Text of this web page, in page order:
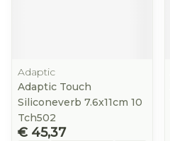
Adaptic
Adaptic Touch
Siliconeverb 7.6x11cm 10
Tch502
€ 45,37